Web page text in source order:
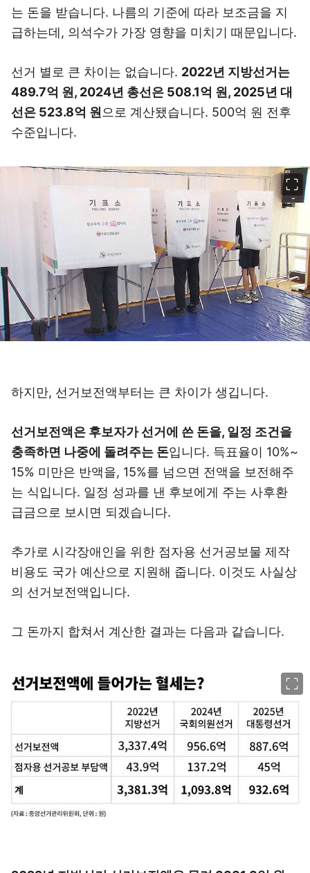
는 돈을 받습니다. 나름의 기준에 따라 보조금을 지
급하는데, 의석수가 가장 영향을 미치기 때문입니다.
선거 별로 큰 차이는 없습니다. 2022년 지방선거는
489.7억 원, 2024년 총선은 508.1억 원, 2025년 대
선은 523.8억 원 으로 계산됐습니다. 500억 원 전후
수준입니다.
하지만, 선거보전액부터는 큰 차이가 생깁니다.
선거보전액은 후보자가 선거에 쓴 돈을, 일정 조건을
충족하면 나중에 돌려주는 돈입니다. 득표율이 10%~
15% 미만은 반액을, 15%를 넘으면 전액을 보전해주
는 식입니다. 일정 성과를 낸 후보에게 주는 사후환
급금으로 보시면 되겠습니다.
추가로 시각장애인을 위한 점자용 선거공보물 제작
비용도 국가 예산으로 지원해 줍니다. 이것도 사실상
의 선거보전액입니다.
그 돈까지 합쳐서 계산한 결과는 다음과 같습니다.